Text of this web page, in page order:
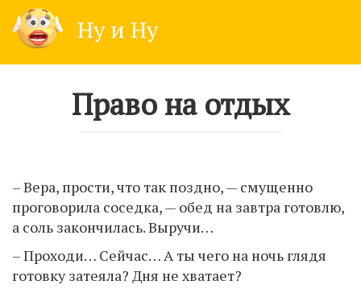
content
Ну и Ну
Право на отдых
– Вера, прости, что так поздно, — смущенно
проговорила соседка, — обед на завтра готовлю,
а соль закончилась. Выручи…
– Проходи… Сейчас… А ты чего на ночь глядя
готовку затеяла? Дня не хватает?